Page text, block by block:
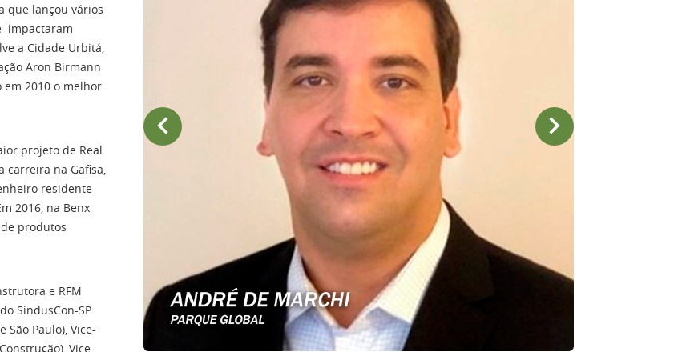
que lançou vários
impactaram
a Cidade Urbitá,
Aron Birmann
2010 o melhor
projeto de Real
carreira na Gafisa,
residente
2016, na Benx
produtos
e RFM
SindusCon-SP
Paulo), Vice-
Vice-